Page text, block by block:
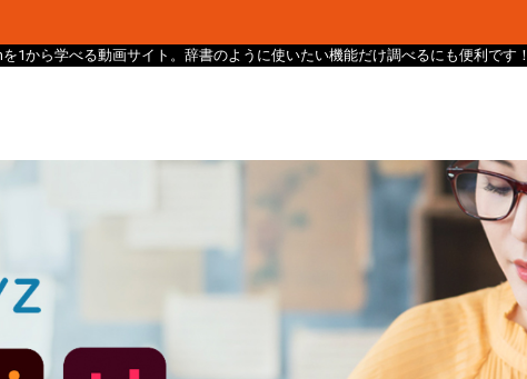
1から学べる動画サイト。辞書のように使いたい機能だけ調べるにも便利です！